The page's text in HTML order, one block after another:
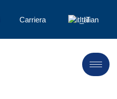
Carriera Italian